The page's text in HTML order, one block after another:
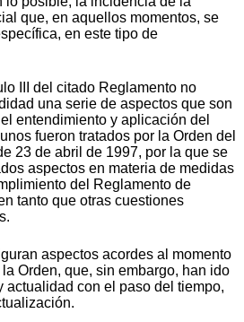
que, en aquellos momentos, se
en este tipo de
III del citado Reglamento no
una serie de aspectos que son
entendimiento y aplicación del
fueron tratados por la Orden del
23 de abril de 1997, por la que se
aspectos en materia de medidas
del Reglamento de
tanto que otras cuestiones
aspectos acordes al momento
Orden, que, sin embargo, han ido
actualidad con el paso del tiempo,